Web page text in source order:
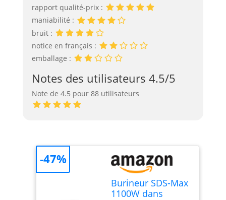
rapport qualité-prix :
maniabilité :
bruit :
notice en français :
emballage :
Notes des utilisateurs 4.5/5
Note de 4.5 pour 88 utilisateurs
Burineur SDS-Max
1100W dans
-47%